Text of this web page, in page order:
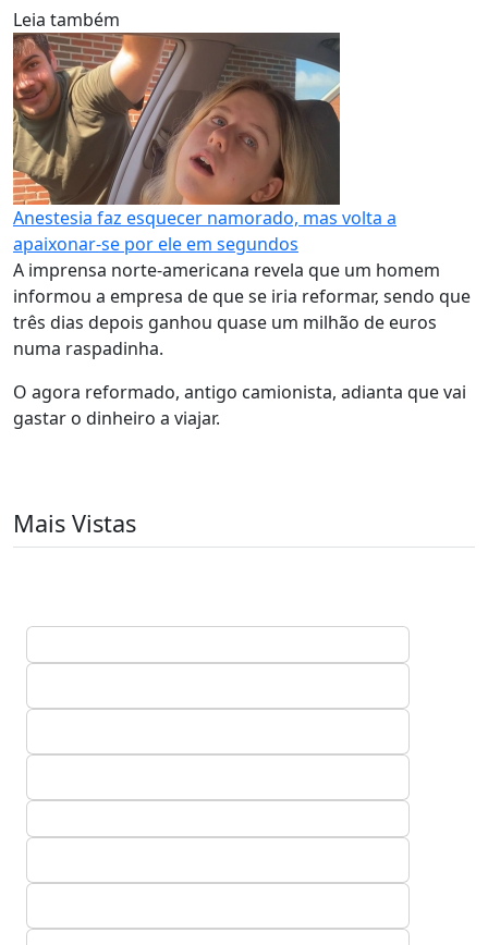
Leia também
Anestesia faz esquecer namorado, mas volta a
apaixonar-se por ele em segundos
A imprensa norte-americana revela que um homem
informou a empresa de que se iria reformar, sendo que
três dias depois ganhou quase um milhão de euros
numa raspadinha.
O agora reformado, antigo camionista, adianta que vai
gastar o dinheiro a viajar.
Mais Vistas